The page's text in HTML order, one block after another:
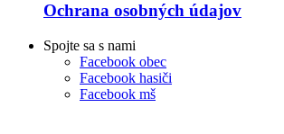
Ochrana osobných údajov
Spojte sa s nami
Facebook obec
Facebook hasiči
Facebook mš